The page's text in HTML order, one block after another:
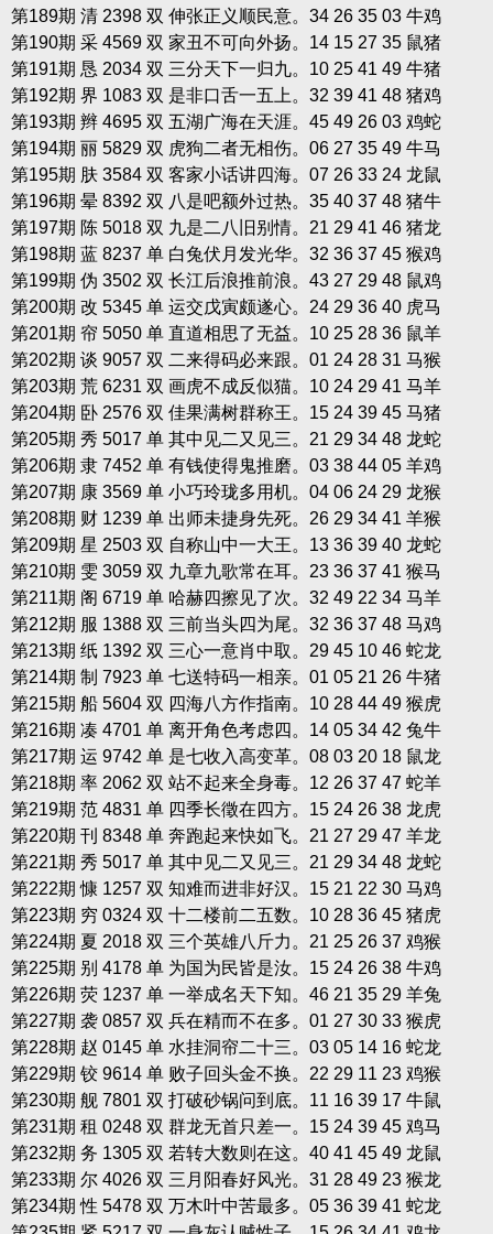
第189期 清 2398 双 伸张正义顺民意。34 26 35 03 牛鸡
第190期 采 4569 双 家丑不可向外扬。14 15 27 35 鼠猪
第191期 恳 2034 双 三分天下一归九。10 25 41 49 牛猪
第192期 界 1083 双 是非口舌一五上。32 39 41 48 猪鸡
第193期 辫 4695 双 五湖广海在天涯。45 49 26 03 鸡蛇
第194期 丽 5829 双 虎狗二者无相伤。06 27 35 49 牛马
第195期 肤 3584 双 客家小话讲四海。07 26 33 24 龙鼠
第196期 晕 8392 双 八是吧额外过热。35 40 37 48 猪牛
第197期 陈 5018 双 九是二八旧别情。21 29 41 46 猪龙
第198期 蓝 8237 单 白兔伏月发光华。32 36 37 45 猴鸡
第199期 伪 3502 双 长江后浪推前浪。43 27 29 48 鼠鸡
第200期 改 5345 单 运交戊寅颇遂心。24 29 36 40 虎马
第201期 帘 5050 单 直道相思了无益。10 25 28 36 鼠羊
第202期 谈 9057 双 二来得码必来跟。01 24 28 31 马猴
第203期 荒 6231 双 画虎不成反似猫。10 24 29 41 马羊
第204期 卧 2576 双 佳果满树群称王。15 24 39 45 马猪
第205期 秀 5017 单 其中见二又见三。21 29 34 48 龙蛇
第206期 隶 7452 单 有钱使得鬼推磨。03 38 44 05 羊鸡
第207期 康 3569 单 小巧玲珑多用机。04 06 24 29 龙猴
第208期 财 1239 单 出师未捷身先死。26 29 34 41 羊猴
第209期 星 2503 双 自称山中一大王。13 36 39 40 龙蛇
第210期 雯 3059 双 九章九歌常在耳。23 36 37 41 猴马
第211期 阁 6719 单 哈赫四擦见了次。32 49 22 34 马羊
第212期 服 1388 双 三前当头四为尾。32 36 37 48 马鸡
第213期 纸 1392 双 三心一意肖中取。29 45 10 46 蛇龙
第214期 制 7923 单 七送特码一相亲。01 05 21 26 牛猪
第215期 船 5604 双 四海八方作指南。10 28 44 49 猴虎
第216期 凑 4701 单 离开角色考虑四。14 05 34 42 兔牛
第217期 运 9742 单 是七收入高变革。08 03 20 18 鼠龙
第218期 率 2062 双 站不起来全身毒。12 26 37 47 蛇羊
第219期 范 4831 单 四季长徵在四方。15 24 26 38 龙虎
第220期 刊 8348 单 奔跑起来快如飞。21 27 29 47 羊龙
第221期 秀 5017 单 其中见二又见三。21 29 34 48 龙蛇
第222期 慷 1257 双 知难而进非好汉。15 21 22 30 马鸡
第223期 穷 0324 双 十二楼前二五数。10 28 36 45 猪虎
第224期 夏 2018 双 三个英雄八斤力。21 25 26 37 鸡猴
第225期 别 4178 单 为国为民皆是汝。15 24 26 38 牛鸡
第226期 荧 1237 单 一举成名天下知。46 21 35 29 羊兔
第227期 袭 0857 双 兵在精而不在多。01 27 30 33 猴虎
第228期 赵 0145 单 水挂洞帘二十三。03 05 14 16 蛇龙
第229期 铰 9614 单 败子回头金不换。22 29 11 23 鸡猴
第230期 舰 7801 双 打破砂锅问到底。11 16 39 17 牛鼠
第231期 租 0248 双 群龙无首只差一。15 24 39 45 鸡马
第232期 务 1305 双 若转大数则在这。40 41 45 49 龙鼠
第233期 尔 4026 双 三月阳春好风光。31 28 49 23 猴龙
第234期 性 5478 双 万木叶中苦最多。05 36 39 41 蛇龙